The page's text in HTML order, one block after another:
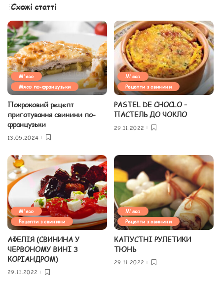
Схожі статті
М'ясо
Мясо по-французьки
Покроковий рецепт
приготування свинини по-
французьки
13.05.2024
М'ясо
Рецепти з свинини
PASTEL DE CHOCLO –
ПАСТЕЛЬ ДО ЧОКЛО
29.11.2022
М'ясо
Рецепти з свинини
АФЕЛІЯ (СВИНИНА У
ЧЕРВОНОМУ ВИНІ З
КОРІАНДРОМ)
29.11.2022
М'ясо
Рецепти з свинини
КАПУСТНІ РУЛЕТИКИ
ТЮНЬ
29.11.2022